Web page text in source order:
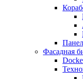
Фасадная